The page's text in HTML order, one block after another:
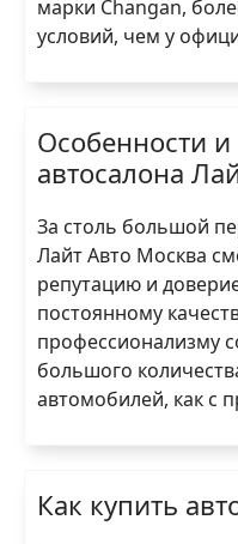
марки Changan,
условий, чем у
Особенности
автосалона
За столь большой
Лайт Авто Москва
репутацию и
постоянному
профессионализму
большого
автомобилей, как с
Как купить